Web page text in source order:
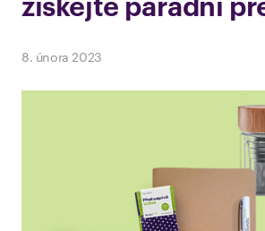
8. února 2023
získejte parádní